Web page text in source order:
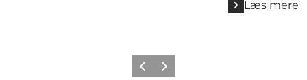
Læs mere
Forrige billede
Næste billede